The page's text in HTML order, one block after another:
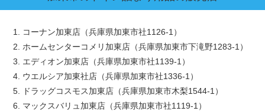
1. コーナン加東店（兵庫県加東市社1126-1）
2. ホームセンターコメリ加東店（兵庫県加東市下滝野1283-1）
3. エディオン加東店（兵庫県加東市社1139-1）
4. ウエルシア加東社店（兵庫県加東市社1336-1）
5. ドラッグコスモス加東店（兵庫県加東市木梨1544-1）
6. マックスバリュ加東店（兵庫県加東市社1119-1）